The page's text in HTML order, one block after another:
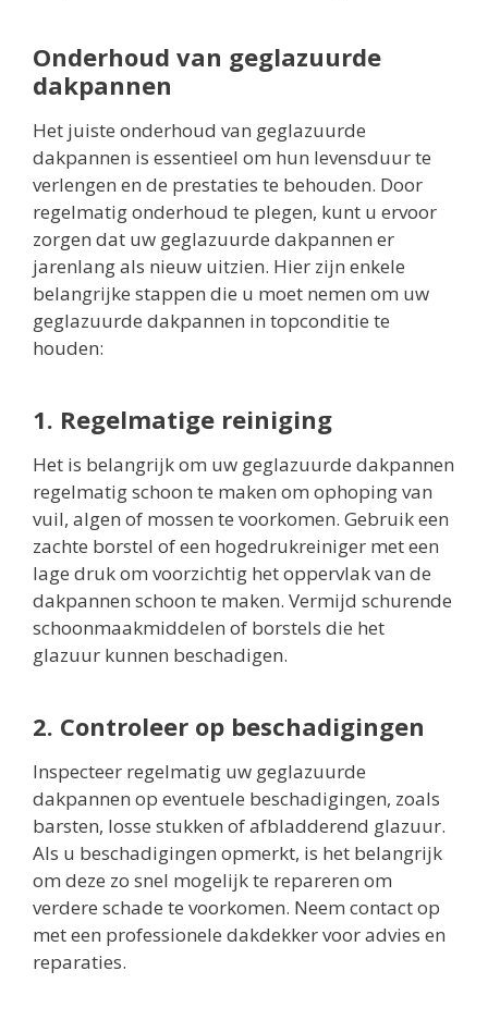
Onderhoud van geglazuurde
dakpannen
Het juiste onderhoud van geglazuurde
dakpannen is essentieel om hun levensduur te
verlengen en de prestaties te behouden. Door
regelmatig onderhoud te plegen, kunt u ervoor
zorgen dat uw geglazuurde dakpannen er
jarenlang als nieuw uitzien. Hier zijn enkele
belangrijke stappen die u moet nemen om uw
geglazuurde dakpannen in topconditie te
houden:
1. Regelmatige reiniging
Het is belangrijk om uw geglazuurde dakpannen
regelmatig schoon te maken om ophoping van
vuil, algen of mossen te voorkomen. Gebruik een
zachte borstel of een hogedrukreiniger met een
lage druk om voorzichtig het oppervlak van de
dakpannen schoon te maken. Vermijd schurende
schoonmaakmiddelen of borstels die het
glazuur kunnen beschadigen.
2. Controleer op beschadigingen
Inspecteer regelmatig uw geglazuurde
dakpannen op eventuele beschadigingen, zoals
barsten, losse stukken of afbladderend glazuur.
Als u beschadigingen opmerkt, is het belangrijk
om deze zo snel mogelijk te repareren om
verdere schade te voorkomen. Neem contact op
met een professionele dakdekker voor advies en
reparaties.